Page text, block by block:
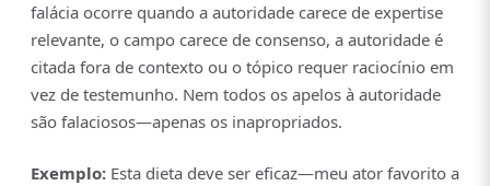
falácia ocorre quando a autoridade carece de expertise
relevante, o campo carece de consenso, a autoridade é
citada fora de contexto ou o tópico requer raciocínio em
vez de testemunho. Nem todos os apelos à autoridade
são falaciosos—apenas os inapropriados.
Exemplo: Esta dieta deve ser eficaz—meu ator favorito a